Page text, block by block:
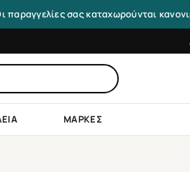
παραγγελίες σας καταχωρούνται
ΜΆΡΚΕΣ